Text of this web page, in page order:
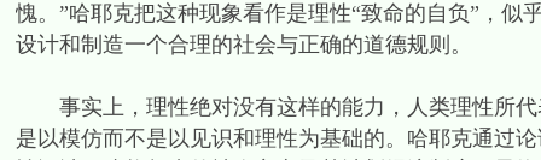
愧。”哈耶克把这种现象看作是理性“致命的自负”，
设计和制造一个合理的社会与正确的道德规则。
事实上，理性绝对没有这样的能力，人类理性所代
是以模仿而不是以见识和理性为基础的。哈耶克通过